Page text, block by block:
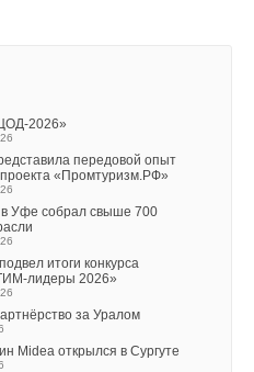
2026»
передовой опыт
«Промтуризм.РФ»
Уфе собрал свыше 700
итоги конкурса
лидеры 2026»
за Уралом
Midea открылся в Сургуте
года и в трубу, вернее в труху
Комментарий полезен?
ДА